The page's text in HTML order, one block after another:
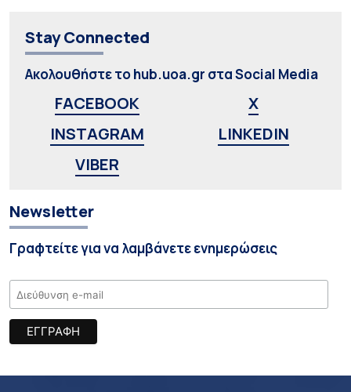
Stay Connected
Ακολουθήστε το hub.uoa.gr στα Social Media
FACEBOOK
X
INSTAGRAM
LINKEDIN
VIBER
Newsletter
Γραφτείτε για να λαμβάνετε ενημερώσεις